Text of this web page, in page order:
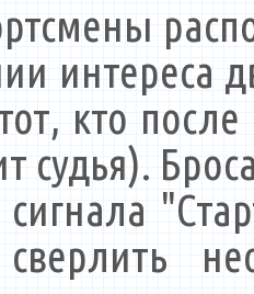
интереса
кто
судья).